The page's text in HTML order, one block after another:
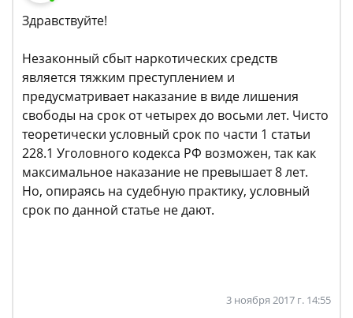
Здравствуйте!
Незаконный сбыт наркотических средств
является тяжким преступлением и
предусматривает наказание в виде лишения
свободы на срок от четырех до восьми лет. Чисто
теоретически условный срок по части 1 статьи
228.1 Уголовного кодекса РФ возможен, так как
максимальное наказание не превышает 8 лет.
Но, опираясь на судебную практику, условный
срок по данной статье не дают.
3 ноября 2017 г. 14:55